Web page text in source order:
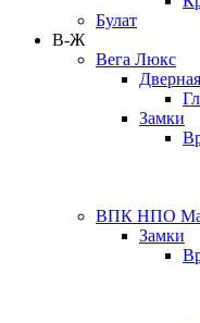
Булат
В-Ж
Вега Люкс
Замки
ВПК НПО
Замки